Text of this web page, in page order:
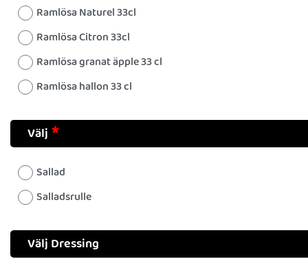
Ramlösa Naturel 33cl
Ramlösa Citron 33cl
Ramlösa granat äpple 33 cl
Ramlösa hallon 33 cl
Välj
Sallad
Salladsrulle
Välj Dressing